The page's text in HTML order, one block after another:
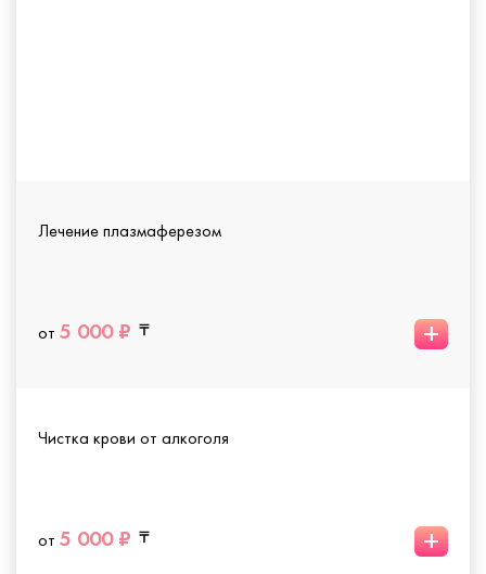
Лечение плазмаферезом
от 5 000 ₽ +
Чистка крови от алкоголя
от 5 000 ₽ +